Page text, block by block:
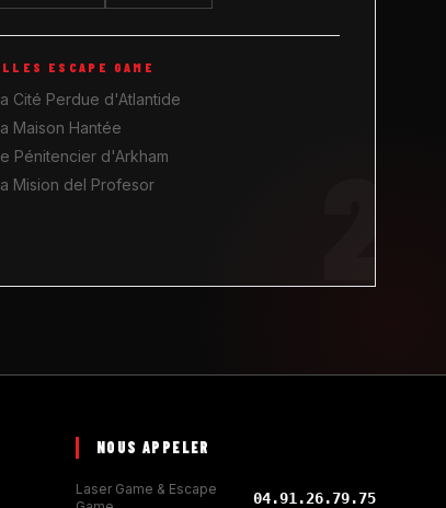
ESCAPE GAME
Cité Perdue d'Atlantide
Maison Hantée
Pénitencier d'Arkham
Mision del Profesor
NOUS APPELER
Laser Game & Escape
04.91.26.79.75